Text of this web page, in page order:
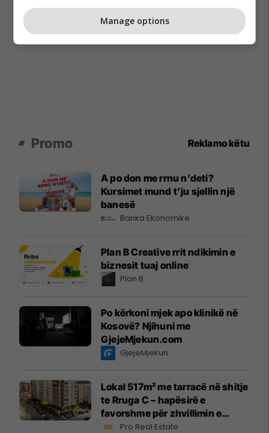
Promo Reklamo këtu
A po don me rrnu n’deti?
Kursimet mund t’ju sjellin një
banesë
Banka Ekonomike
Plan B Creative rrit ndikimin e
biznesit tuaj online
Plan B
Po kërkoni mjek apo klinikë në
Kosovë? Njihuni me
GjejeMjekun.com
GjejeMjekun
Lokal 517m² me tarracë në shitje
te Rruga C – hapësirë e
favorshme për zhvillimin e
biznesit #15796
Pro Real Estate
Manage options